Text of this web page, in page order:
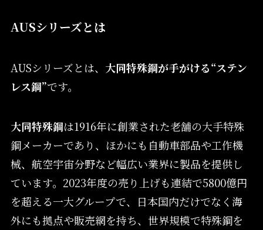
AUSシリーズとは
AUSシリーズとは、 大同特殊鋼が手がける“ステン
レス鋼”です。
大同特殊鋼は1916年に創業された老舗の大手特殊
鋼メーカーであり、ほかにも自動車部品や工作機
械、航空宇宙分野など幅広い業界に製品を提供し
ています。2023年度の売り上げも連結で5800億円
を超える一大グループで、日本国内だけでなく海
外にも拠点や販売網を持ち、世界規模で特殊鋼を